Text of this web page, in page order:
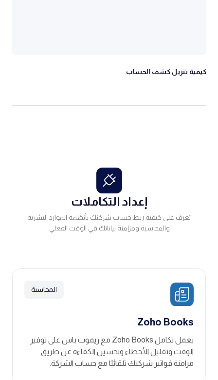
كيفية تنزيل كشف الحساب
إعداد التكاملات
تعرف على كيفية ربط حساب شركتك بأنظمة الموارد البشرية
والمحاسبة ومزامنة بياناتك في الوقت الفعلي.
Zoho Books
المحاسبة
يعمل تكامل Zoho Books مع ريموت باس على توفير
الوقت وتقليل الأخطاء وتحسين الكفاءة عن طريق
مزامنة فواتير شركتك تلقائيًا مع حساب الشركة.